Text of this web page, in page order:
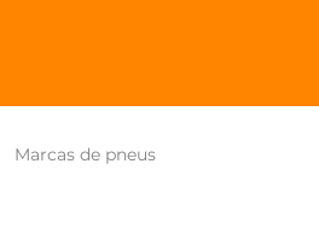
Marcas de pneus